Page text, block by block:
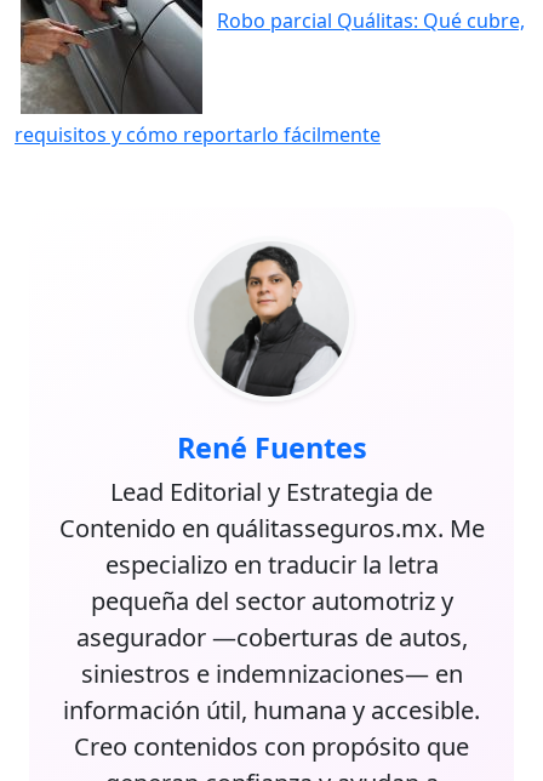
Robo parcial Quálitas: Qué cubre,
requisitos y cómo reportarlo fácilmente
René Fuentes
Lead Editorial y Estrategia de
Contenido en quálitasseguros.mx. Me
especializo en traducir la letra
pequeña del sector automotriz y
asegurador —coberturas de autos,
siniestros e indemnizaciones— en
información útil, humana y accesible.
Creo contenidos con propósito que